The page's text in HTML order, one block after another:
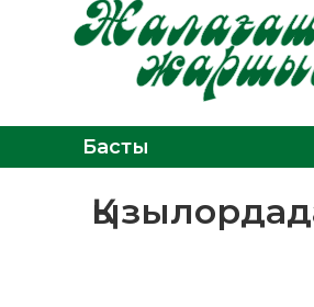
Басты